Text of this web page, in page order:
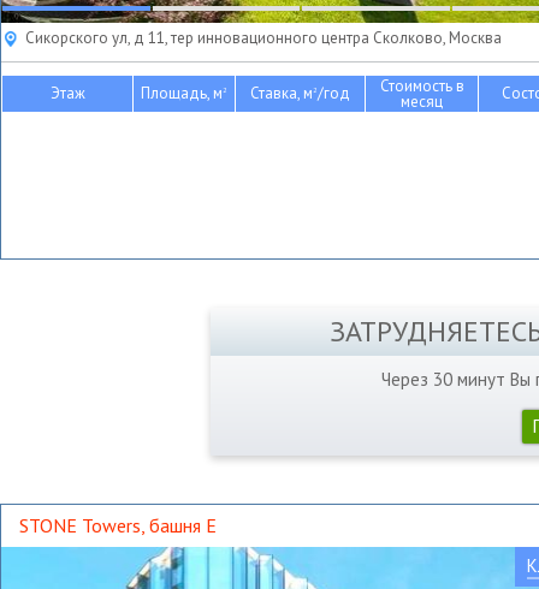
Сикорского ул, д 11, тер инновационного центра Сколково, Москва
Этаж Площадь, м2 Ставка, м2/год Стоимость в
месяц
Через 30 минут Вы
STONE Towers, башня Е